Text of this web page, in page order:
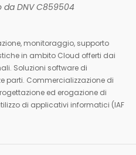
da DNV C859504
monitoraggio, supporto
in ambito Cloud offerti dai
Soluzioni software di
parti. Commercializzazione di
ed erogazione di
di applicativi informatici (IAF